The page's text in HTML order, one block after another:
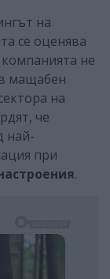
на
се оценява
не
мащабен
на
че
най-
при
.